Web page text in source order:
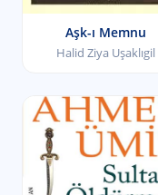
Aşk-ı Memnu
Halid Ziya Uşaklıgil